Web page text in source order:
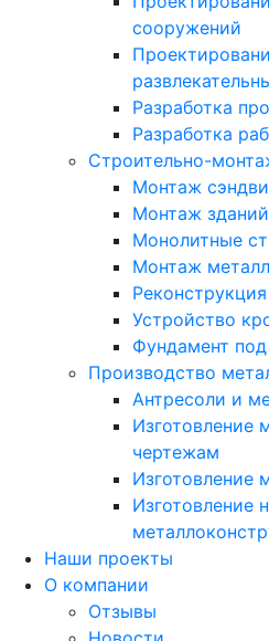
сооружений
Разработка
Разработка
Строительно-
Монтаж
Монтаж зданий
Монолитные
Монтаж
Устройство
Фундамент
Производство
Антресоли и
Изготовление
чертежам
Изготовление
Изготовление
Наши проекты
О компании
Отзывы